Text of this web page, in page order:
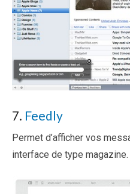
7. Feedly
Permet d’afficher vos
interface de type magazine.